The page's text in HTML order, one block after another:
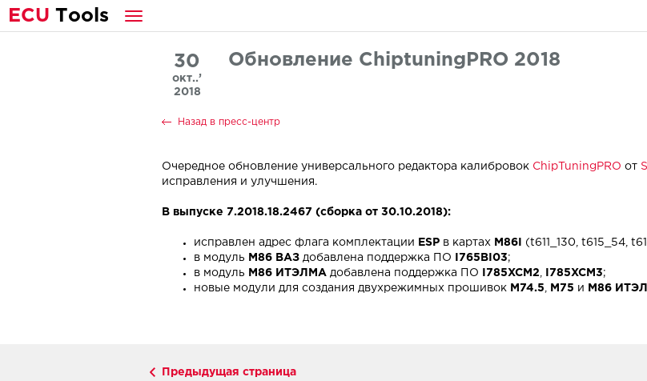
ECU Tools
30
окт..’
2018
Обновление ChiptuningPRO 2018
Назад в пресс-центр
Очередное обновление универсального редактора калибровок ChipTuningPRO от
исправления и улучшения.
В выпуске 7.2018.18.2467 (сборка от 30.10.2018):
исправлен адрес флага комплектации ESP в картах M86I
(t611_130, t615_54,
в модуль
M86 ВАЗ добавлена поддержка ПО I765BI03;
в модуль
M86 ИТЭЛМА добавлена поддержка ПО I785XCM2 I785XCM3;
новые модули для создания двухрежимных прошивок M74.5 M75 и M86
Предыдущая страница